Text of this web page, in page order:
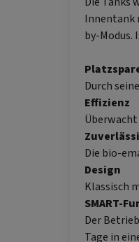
Innentank
by-Modus.
Durch
Effizienz
Die bio-
Design
Klassisch
SMART-
Der
Tage in